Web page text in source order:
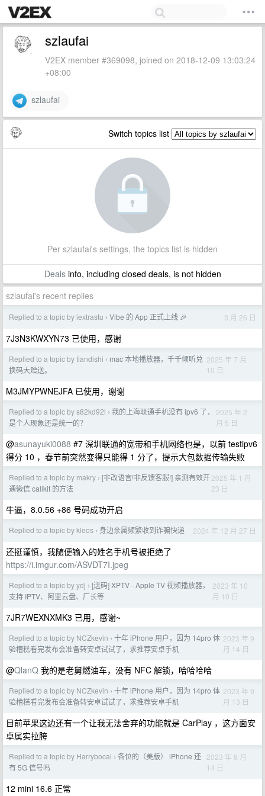
szlaufai
V2EX member #369098, joined on 2018-12-09 13:03:24
+08:00
szlaufai
Switch topics list
Per szlaufai's settings, the topics list is hidden
Dealsinfo, including closed deals, is not hidden
szlaufai's recent replies
Replied to a topic by iextrastu › Vibe 的 App 正式上线 🎉 3 月 26 日
7J3N3KWXYN73 已使用，感谢
Replied to a topic by tiandishi › mac 本地播放器，千千倾听兑
换码大赠送。
2025 年 7 月
10 日
M3JMYPWNEJFA 已使用，谢谢
Replied to a topic by s82kd92l › 我的上海联通手机没有 ipv6 了，
是个人现象还是统一的？
2025 年 2
月 5 日
@asunayuki0088 #7 深圳联通的宽带和手机网络也是，以前 testipv6
得分 10 ，春节前突然变得只能得 1 分了，提示大包数据传输失败
Replied to a topic by makry › [非改语言!非反馈客服!] 亲测有效开
通微信 callkit 的方法
2025 年 1 月
23 日
牛逼，8.0.56 +86 号码成功开启
Replied to a topic by kleos › 身边亲属频繁收到诈骗快递 2024 年 12 月 27 日
还挺谨慎，我随便输入的姓名手机号被拒绝了
https://i.imgur.com/ASVDT7I.jpeg
Replied to a topic by ydj › [送码] XPTV - Apple TV 视频播放器，
支持 IPTV、阿里云盘、厂长等
2023 年 10
月 10 日
7JR7WEXNXMK3 已用，感谢~
Replied to a topic by NCZkevin › 十年 iPhone 用户，因为 14pro 体
验槽糕看完发布会准备转安卓试试了，求推荐安卓手机
2023 年 9
月 14 日
@QlanQ 我的是老舅燃油车，没有 NFC 解锁，哈哈哈哈
Replied to a topic by NCZkevin › 十年 iPhone 用户，因为 14pro 体
验槽糕看完发布会准备转安卓试试了，求推荐安卓手机
2023 年 9
月 13 日
目前苹果这边还有一个让我无法舍弃的功能就是 CarPlay ，这方面安
卓属实拉胯
Replied to a topic by Harrybocai › 各位的（美版） iPhone 还
有 5G 信号吗
2023 年 8 月
14 日
12 mini 16.6 正常